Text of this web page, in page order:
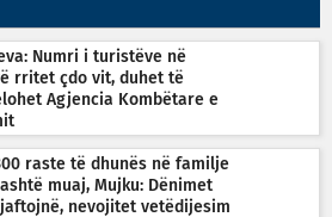
Numri i turistëve në
rritet çdo vit, duhet të
Agjencia Kombëtare e
raste të dhunës në familje
muaj, Mujku: Dënimet
nevojitet vetëdijesim